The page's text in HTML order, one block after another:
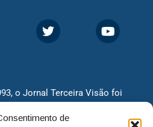
de
o Jornal Terceira Visão foi
naquela época só existiam